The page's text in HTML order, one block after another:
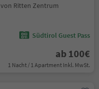
von Ritten Zentrum
Südtirol Guest Pass
ab 100€
1 Nacht / 1 Apartment Inkl. MwSt.